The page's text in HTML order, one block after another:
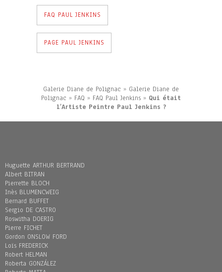
FAQ PAUL JENKINS
PAGE PAUL JENKINS
Galerie Diane de Polignac » Galerie Diane de
Polignac » FAQ » FAQ Paul Jenkins » Qui était
l’Artiste Peintre Paul Jenkins ?
Huguette ARTHUR BERTRAND
Albert BITRAN
Pierrette BLOCH
Inès BLUMENCWEIG
Bernard BUFFET
Sergio DE CASTRO
Roswitha DOERIG
Pierre FICHET
Gordon ONSLOW FORD
Loïs FREDERICK
Robert HELMAN
Roberta GONZÁLEZ